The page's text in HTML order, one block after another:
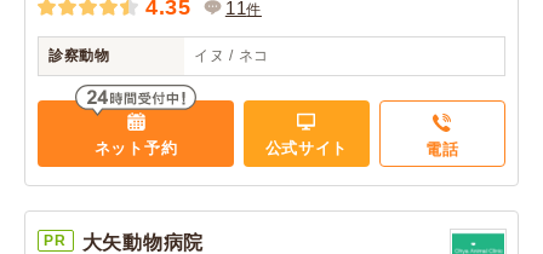
4.35 11件
診察動物 イヌ / ネコ
ネット予約 公式サイト 電話
PR 大矢動物病院